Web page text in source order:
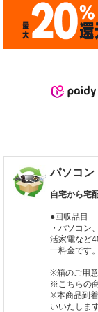
パソコン
自宅から宅
●回収品目
・パソコン
活家電など
一料金です。
※箱のご用
※こちらの
※本商品到
いいたします